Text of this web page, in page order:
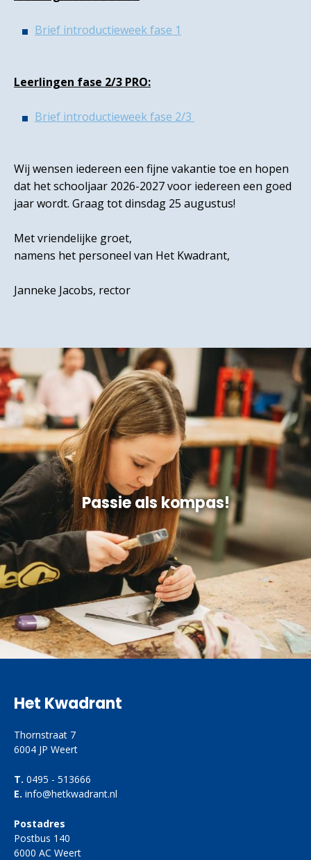
Brief introductieweek fase 1
Leerlingen fase 2/3 PRO:
Brief introductieweek fase 2/3
Wij wensen iedereen een fijne vakantie toe en hopen
dat het schooljaar 2026-2027 voor iedereen een goed
jaar wordt. Graag tot dinsdag 25 augustus!
Met vriendelijke groet,
namens het personeel van Het Kwadrant,
Janneke Jacobs, rector
Passie als kompas!
Het Kwadrant
Thornstraat 7
6004 JP Weert
T. 0495 - 513666
E. info@hetkwadrant.nl
Postadres
Postbus 140
6000 AC Weert